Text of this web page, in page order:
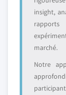
insight,
marché.
Notre